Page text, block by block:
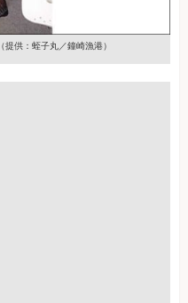
（提供：蛭子丸／鐘崎漁港）